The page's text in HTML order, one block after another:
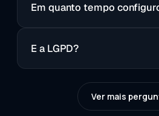
Em quanto tempo
E a LGPD?
Ver mais